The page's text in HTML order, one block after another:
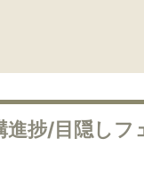
進捗/目隠し